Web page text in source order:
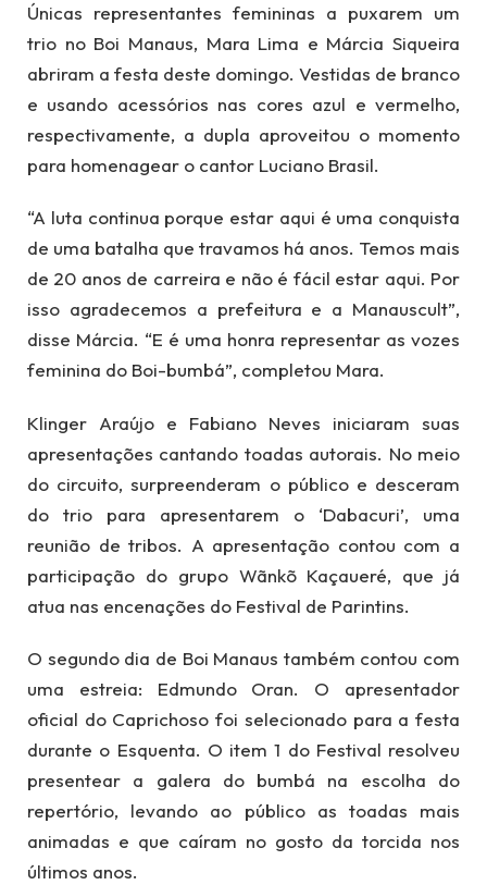
Únicas representantes femininas a puxarem um
trio no Boi Manaus, Mara Lima e Márcia Siqueira
abriram a festa deste domingo. Vestidas de branco
e usando acessórios nas cores azul e vermelho,
respectivamente, a dupla aproveitou o momento
para homenagear o cantor Luciano Brasil.
“A luta continua porque estar aqui é uma conquista
de uma batalha que travamos há anos. Temos mais
de 20 anos de carreira e não é fácil estar aqui. Por
isso agradecemos a prefeitura e a Manauscult”,
disse Márcia. “E é uma honra representar as vozes
feminina do Boi-bumbá”, completou Mara.
Klinger Araújo e Fabiano Neves iniciaram suas
apresentações cantando toadas autorais. No meio
do circuito, surpreenderam o público e desceram
do trio para apresentarem o ‘Dabacuri’, uma
reunião de tribos. A apresentação contou com a
participação do grupo Wãnkõ Kaçaueré, que já
atua nas encenações do Festival de Parintins.
O segundo dia de Boi Manaus também contou com
uma estreia: Edmundo Oran. O apresentador
oficial do Caprichoso foi selecionado para a festa
durante o Esquenta. O item 1 do Festival resolveu
presentear a galera do bumbá na escolha do
repertório, levando ao público as toadas mais
animadas e que caíram no gosto da torcida nos
últimos anos.